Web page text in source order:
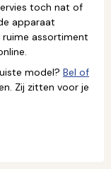
toch nat of
apparaat
ruime assortiment
model? Bel of
Zij zitten voor je